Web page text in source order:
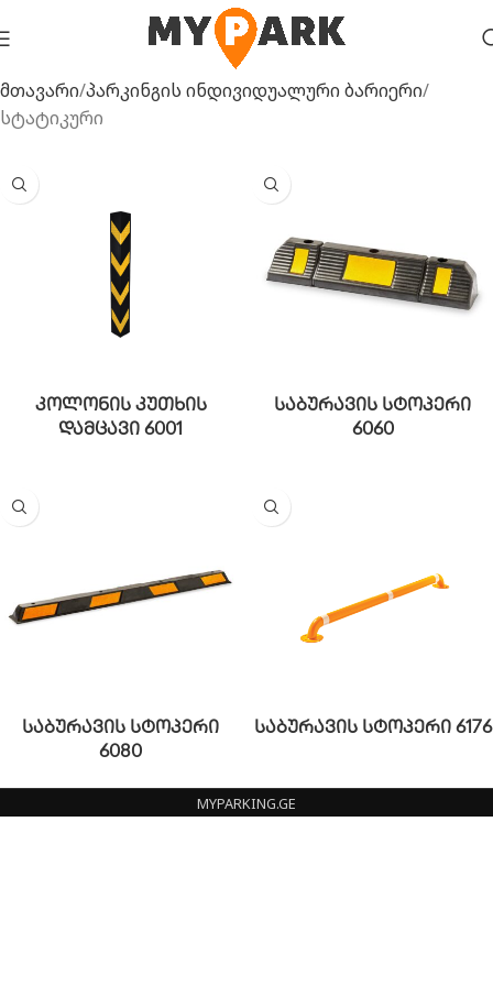
მთავარი პარკინგის ინდივიდუალური ბარიერი
სტატიკური
კოლონის კუთხის
დამცავი 6001
საბურავის სტოპერი
6060
საბურავის სტოპერი
6080
საბურავის სტოპერი 6176
MYPARKING.GE